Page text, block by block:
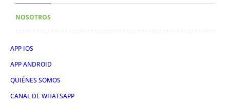
NOSOTROS
APP IOS
APP ANDROID
QUIÉNES SOMOS
CANAL DE WHATSAPP